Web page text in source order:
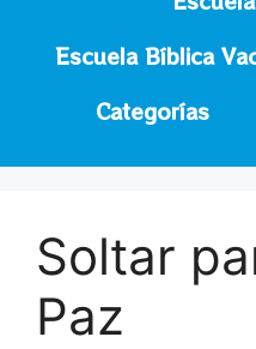
Escuela Bíblica
Categorías
Soltar
Paz